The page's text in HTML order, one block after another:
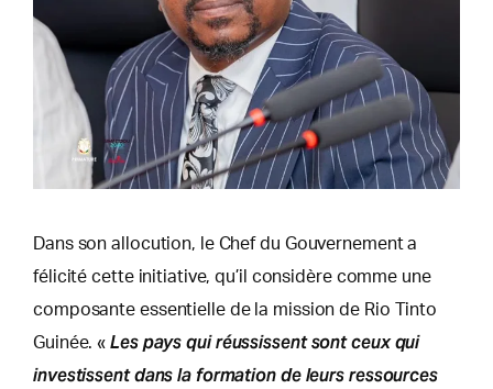
Dans son allocution, le Chef du Gouvernement a
félicité cette initiative, qu’il considère comme une
composante essentielle de la mission de Rio Tinto
Guinée. «Les pays qui réussissent sont ceux qui
investissent dans la formation de leurs ressources